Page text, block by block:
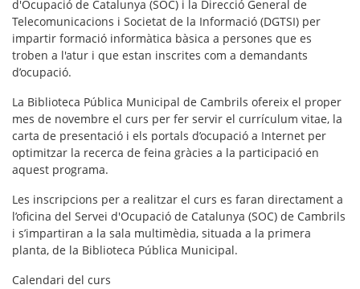
d'Ocupació de Catalunya (SOC) i la Direcció General de
Telecomunicacions i Societat de la Informació (DGTSI) per
impartir formació informàtica bàsica a persones que es
troben a l'atur i que estan inscrites com a demandants
d’ocupació.
La Biblioteca Pública Municipal de Cambrils ofereix el proper
mes de novembre el curs per fer servir el currículum vitae, la
carta de presentació i els portals d’ocupació a Internet per
optimitzar la recerca de feina gràcies a la participació en
aquest programa.
Les inscripcions per a realitzar el curs es faran directament a
l’oficina del Servei d'Ocupació de Catalunya (SOC) de Cambrils
i s’impartiran a la sala multimèdia, situada a la primera
planta, de la Biblioteca Pública Municipal.
Calendari del curs